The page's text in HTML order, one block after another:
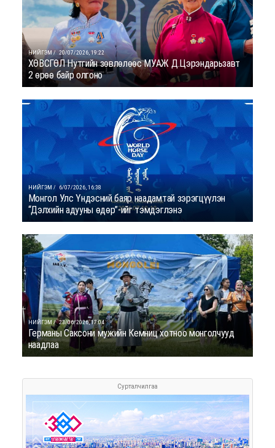
НИЙГЭМ / 20/07/2026, 19:22
ХӨВСГӨЛ Нутгийн зөвлөлөөс МУАЖ Д.Цэрэндарьзавт
2 өрөө байр олгоно
НИЙГЭМ / 6/07/2026, 16:38
Монгол Улс Үндэсний баяр наадамтай зэрэгцүүлэн
“Дэлхийн адууны өдөр”-ийг тэмдэглэнэ
НИЙГЭМ / 23/06/2026, 17:04
Германы Саксони мужийн Кемниц хотноо монголчууд
наадлаа
Сурталчилгаа